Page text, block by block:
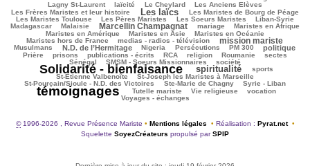
Lagny St-Laurent
laïcité Le Cheylard Les Anciens Elèves
Les Frères Maristes et leur histoire
1582/3489 Les laïcs
583/3489 Les Maristes de Bourg de Péage
344/3489
Les Maristes Toulouse
552/3489 Les Pères Maristes
356/3489 Les Soeurs Maristes
137/3489 Liban-Syrie
153/3489
Madagascar
44/3489 Malaisie
1313/3489 Marcellin Champagnat
50/3489 mariage
280/3489 Maristes en Afrique
265/3489
Maristes en Amérique
Maristes en Asie Maristes en Océanie
Maristes hors de France
316/3489 medias - radios - télévision
1262/3489 mission mariste
122/3489
Musulmans
954/3489 N.D. de l’Hermitage
51/3489 Nigeria
219/3489 Persécutions
209/3489 PM 300
832/3489 politique
218/3489
Prière
164/3489 prisons
326/3489 publications - écrits
196/3489 RCA
286/3489 religion
74/3489 Roumanie
34/3489 sectes
58/3489
Sénégal
SMSM - Soeurs Missionnaires société
Solidarité - bienfaisance spiritualité sports
St-Etienne Valbenoîte
St-Joseph les Maristes à Marseille
St-Pourçain/Sioule - N.D. des Victoires
68/3489 Ste-Marie de Chagny
37/3489 Syrie - Liban
3489/3489
témoignages Tutelle mariste Vie religieuse vocation
Voyages - échanges
©1996-2026 , Revue Présence Mariste • Mentions légales • Réalisation : Pyrat.net •
Squelette SoyezCréateurs propulsé parSPIP